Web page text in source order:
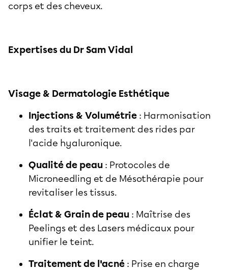
corps et des cheveux.
Expertises du DrSam Vidal
Visage & Dermatologie Esthétique
Injections & Volumétrie : Harmonisation
des traits et traitement des rides par
l'acide hyaluronique.
Qualité de peau : Protocoles de
Microneedling et de Mésothérapie pour
revitaliser les tissus.
Éclat & Grain de peau : Maîtrise des
Peelings et des Lasers médicaux pour
unifier le teint.
Traitement de l'acné : Prise en charge